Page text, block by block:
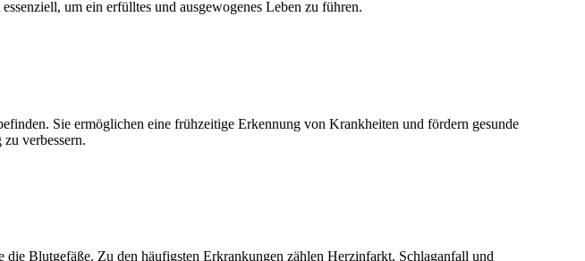
um ein erfülltes und ausgewogenes Leben zu führen.
Sie ermöglichen eine frühzeitige Erkennung von Krankheiten und fördern gesunde
verbessern.
Blutgefäße. Zu den häufigsten Erkrankungen zählen Herzinfarkt, Schlaganfall und